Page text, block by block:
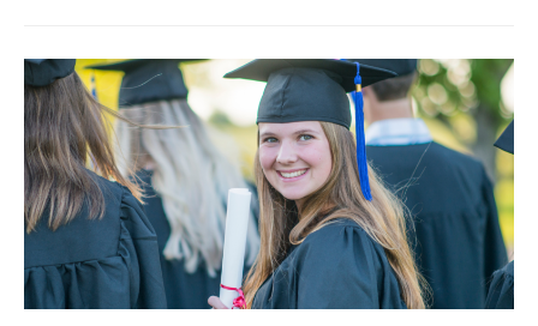
o
ensino
médio
no
Canadá